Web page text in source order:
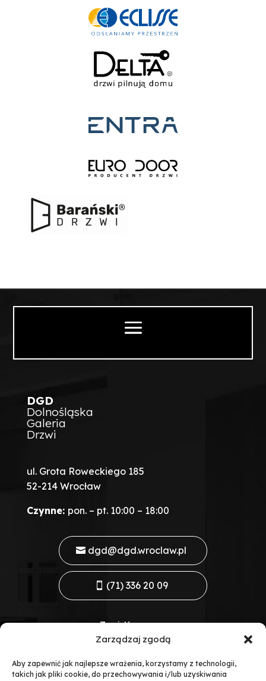
Zarządzaj zgodą
Aby zapewnić jak najlepsze wrażenia, korzystamy z technologii,
takich jak pliki cookie, do przechowywania i/lub uzyskiwania
DGD
Dolnośląska
Galeria
Drzwi
ul. Grota Roweckiego 185
52-214 Wrocław
Czynne: pon. – pt. 10:00 – 18:00
dgd@dgd.wroclaw.pl
(71) 336 20 09
Znajdź nas na: